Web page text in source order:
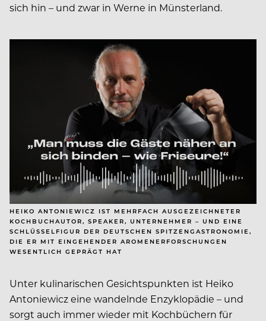
sich hin – und zwar in Werne in Münsterland.
HEIKO ANTONIEWICZ IST MEHRFACH AUSGEZEICHNETER
KOCHBUCHAUTOR, SPEAKER, UNTERNEHMER – UND EINE
SCHLÜSSELFIGUR DER DEUTSCHEN SPITZENGASTRONOMIE,
DIE ER MIT EINGEHENDER AROMENERFORSCHUNGEN
WESENTLICH GEPRÄGT HAT
Unter kulinarischen Gesichtspunkten ist Heiko
Antoniewicz eine wandelnde Enzyklopädie – und
sorgt auch immer wieder mit Kochbüchern für